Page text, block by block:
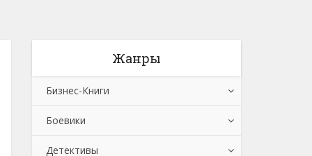
Жанры
Бизнес-Книги
Банковское дело
Бухучет, налогообложение, аудит
Боевики
Боевики: Прочее
Детективы